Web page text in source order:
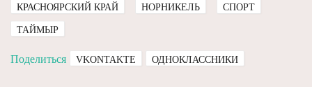
КРАСНОЯРСКИЙ КРАЙ НОРНИКЕЛЬ СПОРТ
ТАЙМЫР
Поделиться VKONTAKTE ОДНОКЛАССНИКИ